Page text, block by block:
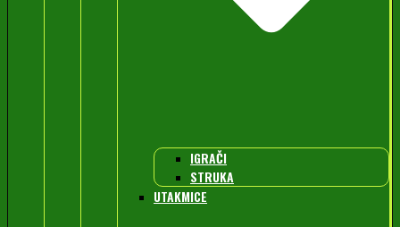
IGRAČI
STRUKA
UTAKMICE